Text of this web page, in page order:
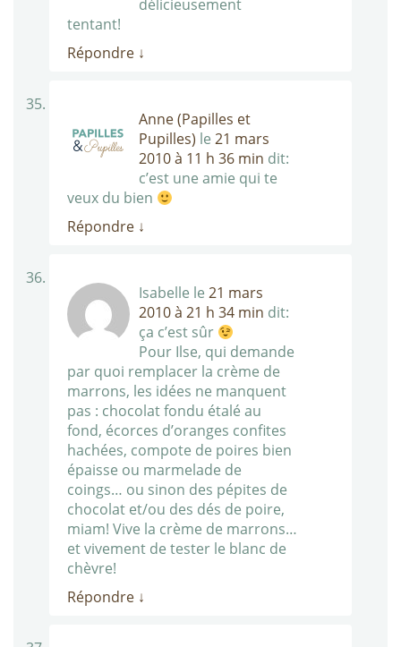
délicieusement
tentant!
Répondre ↓
Anne (Papilles et
Pupilles) le 21 mars
2010 à 11 h 36 min dit:
c’est une amie qui te
veux du bien
Répondre ↓
Isabelle le 21 mars
2010 à 21 h 34 min dit:
ça c’est sûr
Pour Ilse, qui demande
par quoi remplacer la crème de
marrons, les idées ne manquent
pas : chocolat fondu étalé au
fond, écorces d’oranges confites
hachées, compote de poires bien
épaisse ou marmelade de
coings… ou sinon des pépites de
chocolat et/ou des dés de poire,
miam! Vive la crème de marrons…
et vivement de tester le blanc de
chèvre!
Répondre ↓